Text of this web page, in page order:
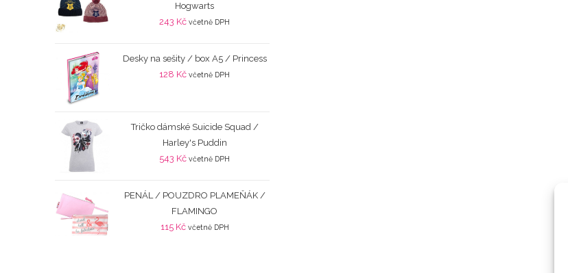
Hogwarts
243 Kč včetně DPH
Desky na sešity / box A5 / Princess
128 Kč včetně DPH
Tričko dámské Suicide Squad /
Harley's Puddin
543 Kč včetně DPH
PENÁL / POUZDRO PLAMEŇÁK /
FLAMINGO
115 Kč včetně DPH